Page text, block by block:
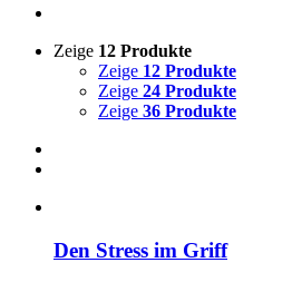
Zeige 12 Produkte
Zeige 12 Produkte
Zeige 24 Produkte
Zeige 36 Produkte
Den Stress im Griff